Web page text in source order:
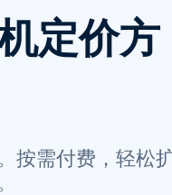
定价方
按需付费，轻松